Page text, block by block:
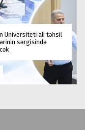
Universiteti ali təhsil
sərgisində